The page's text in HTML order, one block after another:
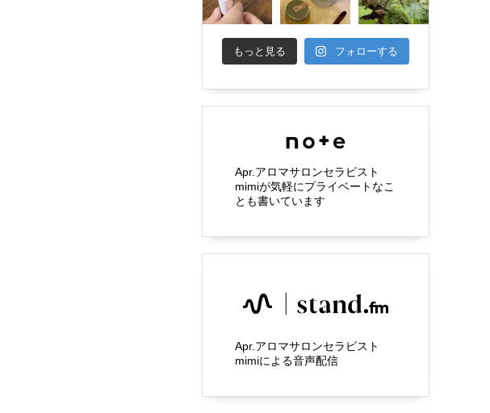
もっと見る フォローする
Apr.アロマサロンセラピスト
mimiが気軽にプライベートなこ
とも書いています
Apr.アロマサロンセラピスト
mimiによる音声配信